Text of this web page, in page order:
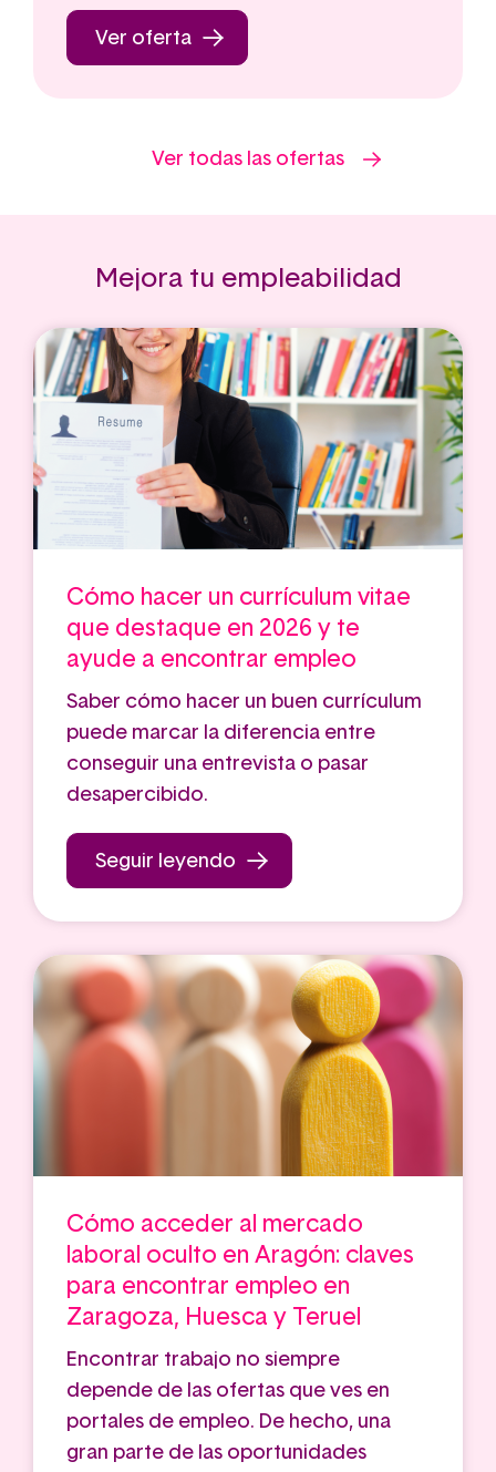
Ver oferta
Ver todas las ofertas
Mejora tu empleabilidad
Cómo hacer un currículum vitae
que destaque en 2026 y te
ayude a encontrar empleo
Saber cómo hacer un buen currículum
puede marcar la diferencia entre
conseguir una entrevista o pasar
desapercibido.
Seguir leyendo
Cómo acceder al mercado
laboral oculto en Aragón: claves
para encontrar empleo en
Zaragoza, Huesca y Teruel
Encontrar trabajo no siempre
depende de las ofertas que ves en
portales de empleo. De hecho, una
gran parte de las oportunidades